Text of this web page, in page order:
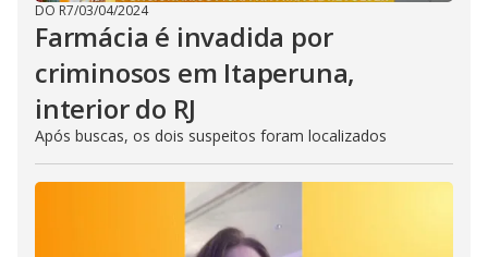
DO R7/03/04/2024
Farmácia é invadida por
criminosos em Itaperuna,
interior do RJ
Após buscas, os dois suspeitos foram localizados